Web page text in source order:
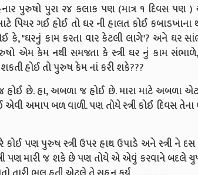
પુરુષો પુરા ૨૪ કલાક પણ (માત્ર ૧ દિવસ પણ )
પિયર ગઈ હોઈ તો ઘર ની હાલત કોઈ કબાડખાના
"ઘરનું કામ કરતા વાર કેટલી લાગે"? અને ઘર
એમ કેમ નથી સમજતા કે સ્ત્રી ઘર નું કામ
હોઈ તો પુરુષ કેમ નાં કરી શકે???
હોઈ છે. હા, અબળા જ હોઈ છે. મારા માટે અબળા
અમાપ બળ વાળી. પણ તોયે સ્ત્રી કોઈ દિવસ
પણ પુરુષ સ્ત્રી ઉપર હાથ ઉપાડે અને સ્ત્રી ને દસ
પણ મારી જ શકે છે પણ તોયે એ એવું કરવાને બદલે